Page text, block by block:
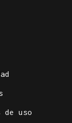
uso